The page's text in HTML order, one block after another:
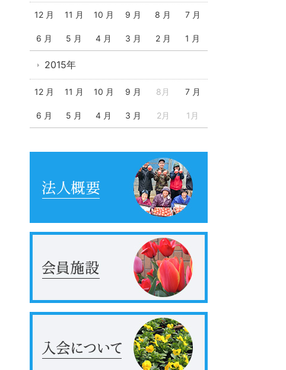
12 月 11 月 10 月 9 月 8 月 7 月
6 月 5 月 4 月 3 月 2 月 1 月
2015年
12 月 11 月 10 月 9 月 8月 7 月
6 月 5 月 4 月 3 月 2月 1月